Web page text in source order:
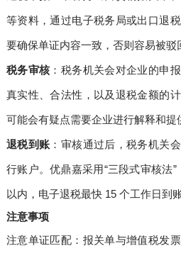
等资料，通过电子税务局或出口退
要确保单证内容一致，否则容易被驳
税务审核：税务机关会对企业的申
真实性、合法性，以及退税金额的
可能会有疑点需要企业进行解释和提
退税到账 ：审核通过后，税务机关
行账户。优鼎嘉采用“三段式审核法
以内，电子退税最快 15 个工作日到
注意事项
注意单证匹配：报关单与增值税发